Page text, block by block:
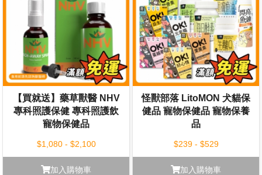
【買就送】藥草獸醫 NHV
專科照護保健 專科照護飲
寵物保健品
$1,080 - $2,100
加入購物車
怪獸部落 LitoMON 犬貓保
健品 寵物保健品 寵物保養
品
$239 - $529
加入購物車